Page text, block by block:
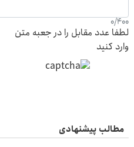
0/400
لطفا عدد مقابل را در جعبه متن
وارد کنید
مطالب پیشنهادی